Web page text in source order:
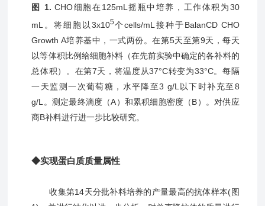
图 1.CHO细胞在125mL摇瓶中培养，工作体积为30
mL。将细胞以3x105个cells/mL接种于BalanCD CHO
Growth A培养基中，一式两份。在第5天至第9天，每天
以等体积比例给细胞补料（在先前实验中确定的各补料的
总体积）。在第7天，将温度从37°C转变为33°C。每隔
一天监测一次葡萄糖，水平降至3 g/L以下时补充至8
g/L。测定最终滴度（A）和累积细胞密度（B）。对供应
商B补料进行进一步比较研究。
◆实现蛋白质质量属性
收集第14天分批补料培养的产量最高的抗体样本(图